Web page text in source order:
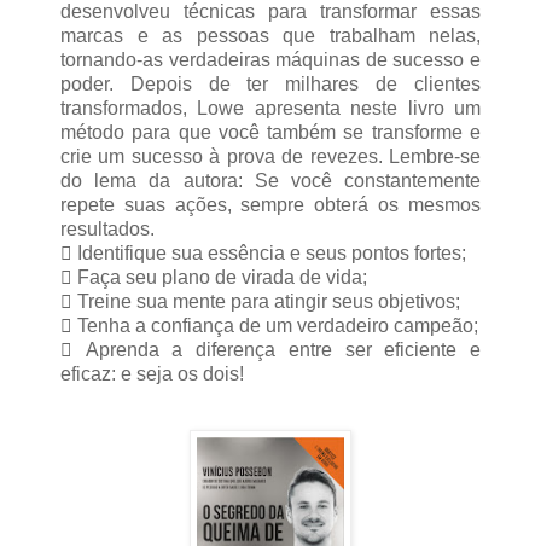
desenvolveu técnicas para transformar essas
marcas e as pessoas que trabalham nelas,
tornando-as verdadeiras máquinas de sucesso e
poder. Depois de ter milhares de clientes
transformados, Lowe apresenta neste livro um
método para que você também se transforme e
crie um sucesso à prova de revezes. Lembre-se
do lema da autora: Se você constantemente
repete suas ações, sempre obterá os mesmos
resultados.
 Identifique sua essência e seus pontos fortes;
 Faça seu plano de virada de vida;
 Treine sua mente para atingir seus objetivos;
 Tenha a confiança de um verdadeiro campeão;
 Aprenda a diferença entre ser eficiente e
eficaz: e seja os dois!